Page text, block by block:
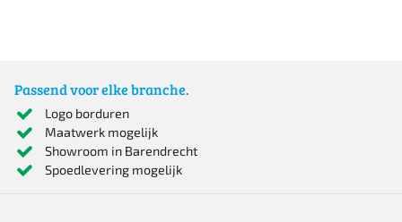
variaties.
Deze
optie
Passend voor elke branche.
Logo borduren
Maatwerk mogelijk
Showroom in Barendrecht
Spoedlevering mogelijk